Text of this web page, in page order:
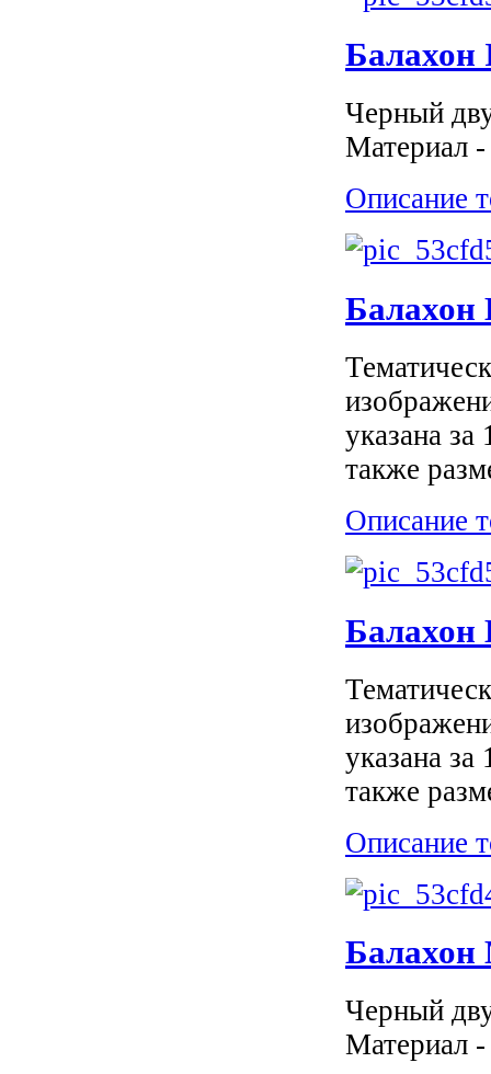
Балахон
Черный
Материал
Описание
Балахон
указана
также
Описание
Балахон
указана
также
Описание
Балахон
Черный
Материал